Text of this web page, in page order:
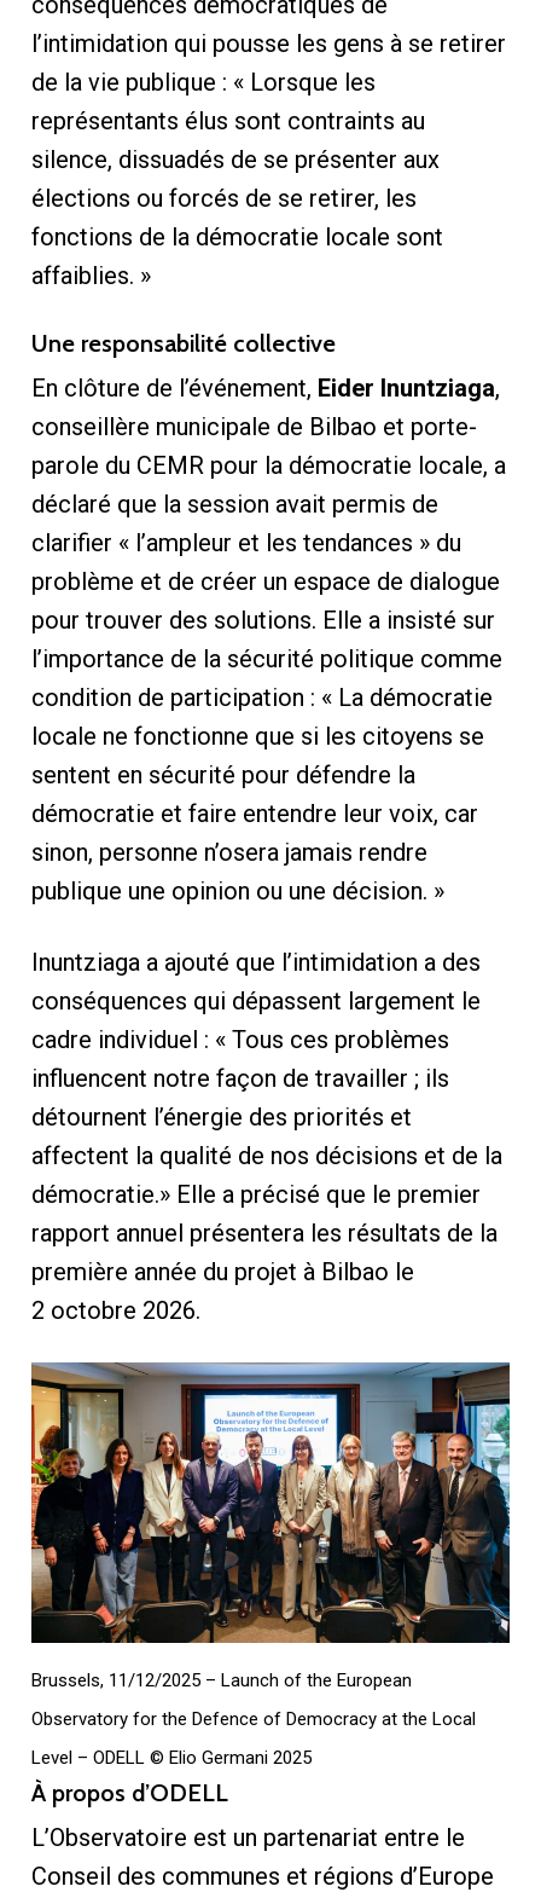
l’intimidation qui pousse les gens à se retirer
de la vie publique : « Lorsque les
représentants élus sont contraints au
silence, dissuadés de se présenter aux
élections ou forcés de se retirer, les
fonctions de la démocratie locale sont
affaiblies. »
Une responsabilité collective
En clôture de l’événement, Eider Inuntziaga,
conseillère municipale de Bilbao et porte-
parole du CEMR pour la démocratie locale, a
déclaré que la session avait permis de
clarifier « l’ampleur et les tendances » du
problème et de créer un espace de dialogue
pour trouver des solutions. Elle a insisté sur
l’importance de la sécurité politique comme
condition de participation : « La démocratie
locale ne fonctionne que si les citoyens se
sentent en sécurité pour défendre la
démocratie et faire entendre leur voix, car
sinon, personne n’osera jamais rendre
publique une opinion ou une décision. »
Inuntziaga a ajouté que l’intimidation a des
conséquences qui dépassent largement le
cadre individuel : « Tous ces problèmes
influencent notre façon de travailler ; ils
détournent l’énergie des priorités et
affectent la qualité de nos décisions et de la
démocratie.» Elle a précisé que le premier
rapport annuel présentera les résultats de la
première année du projet à Bilbao le
2 octobre 2026.
Brussels, 11/12/2025 – Launch of the European
Observatory for the Defence of Democracy at the Local
Level – ODELL © Elio Germani 2025
À propos d’ODELL
L’Observatoire est un partenariat entre le
Conseil des communes et régions d’Europe